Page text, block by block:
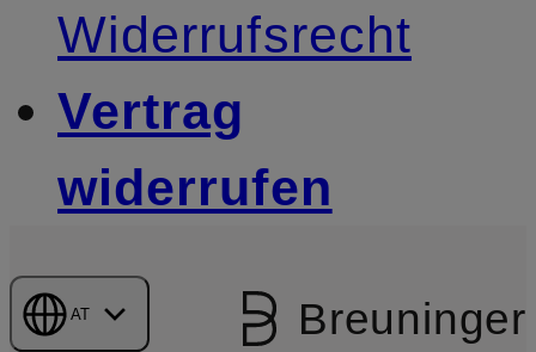
Widerrufsrecht
Vertrag
widerrufen
AT Breuninger